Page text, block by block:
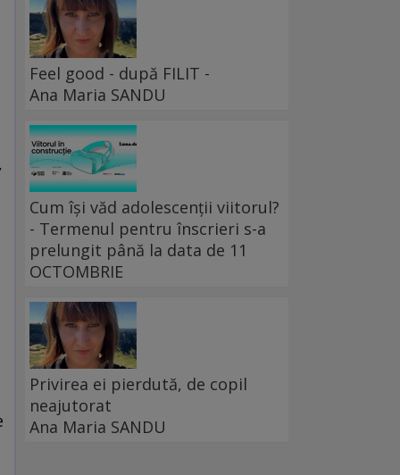
Feel good - după FILIT -
Ana Maria SANDU
Cum își văd adolescenții viitorul?
- Termenul pentru înscrieri s-a
prelungit până la data de 11
OCTOMBRIE
Privirea ei pierdută, de copil
neajutorat
Ana Maria SANDU